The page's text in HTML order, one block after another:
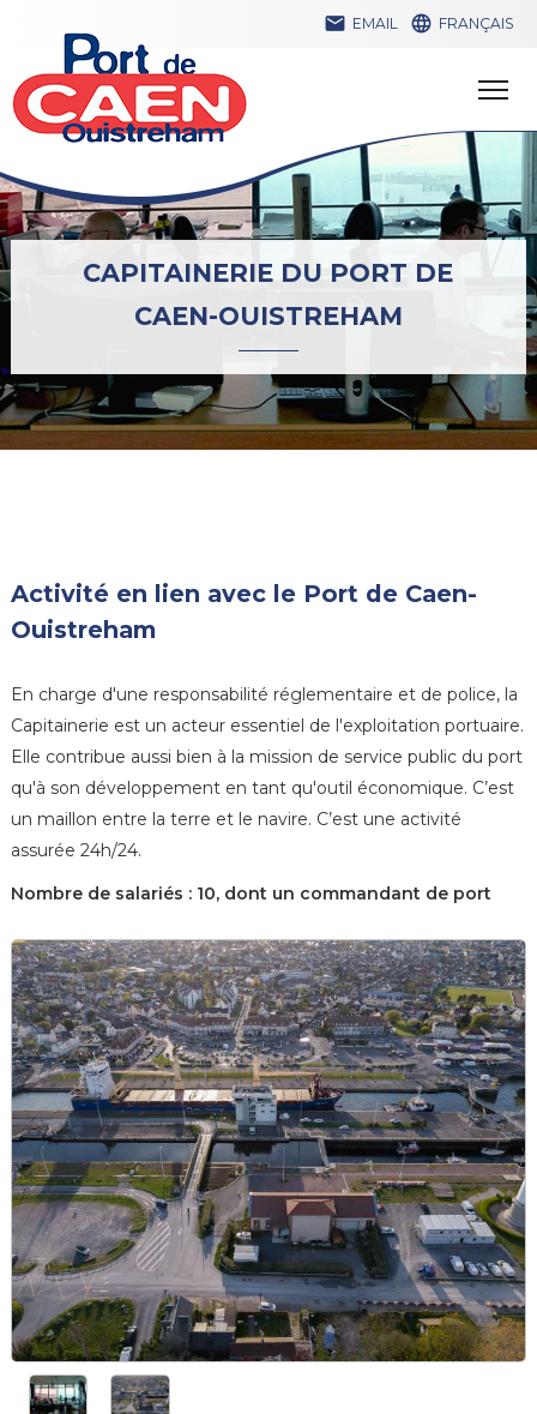
 EMAIL  FRANÇAIS
CAPITAINERIE DU PORT DE
CAEN-OUISTREHAM
Activité en lien avec le Port de Caen-
Ouistreham
En charge d'une responsabilité réglementaire et de police, la
Capitainerie est un acteur essentiel de l'exploitation portuaire.
Elle contribue aussi bien à la mission de service public du port
qu'à son développement en tant qu'outil économique. C’est
un maillon entre la terre et le navire. C’est une activité
assurée 24h/24.
Nombre de salariés : 10, dont un commandant de port